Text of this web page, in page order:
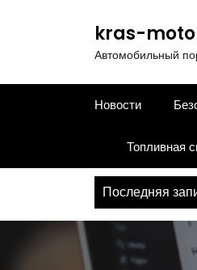
о
р
kras-
Автомобильный
Новости
Топливная
Последняя
Что делать, если автомобиль